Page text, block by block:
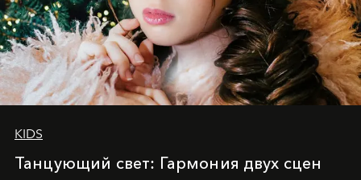
KIDS
Танцующий свет: Гармония двух сцен